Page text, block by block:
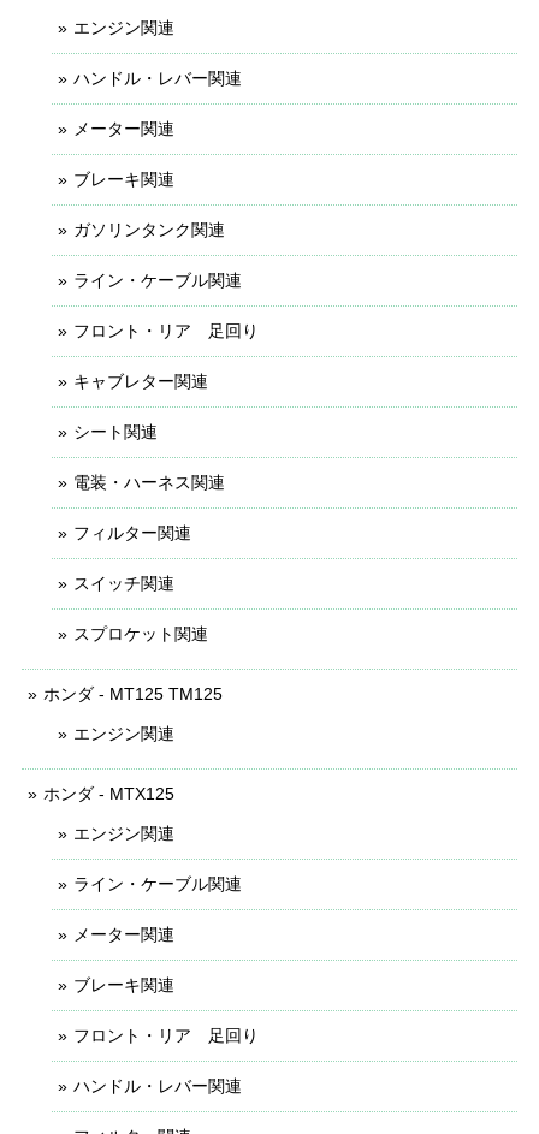
エンジン関連
ハンドル・レバー関連
メーター関連
ブレーキ関連
ガソリンタンク関連
ライン・ケーブル関連
フロント・リア 足回り
キャブレター関連
シート関連
電装・ハーネス関連
フィルター関連
スイッチ関連
スプロケット関連
ホンダ - MT125 TM125
エンジン関連
ホンダ - MTX125
エンジン関連
ライン・ケーブル関連
メーター関連
ブレーキ関連
フロント・リア 足回り
ハンドル・レバー関連